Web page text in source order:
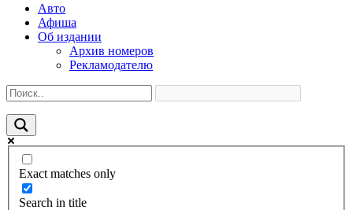
Авто
Афиша
Об издании
Архив номеров
Рекламодателю
Exact matches only
Search in title